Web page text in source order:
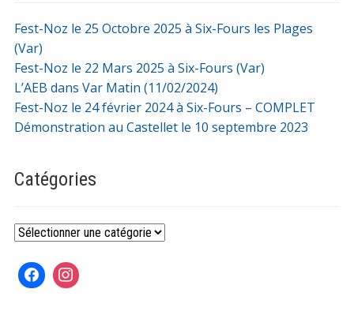
Fest-Noz le 25 Octobre 2025 à Six-Fours les Plages
(Var)
Fest-Noz le 22 Mars 2025 à Six-Fours (Var)
L’AEB dans Var Matin (11/02/2024)
Fest-Noz le 24 février 2024 à Six-Fours – COMPLET
Démonstration au Castellet le 10 septembre 2023
Catégories
Catégories